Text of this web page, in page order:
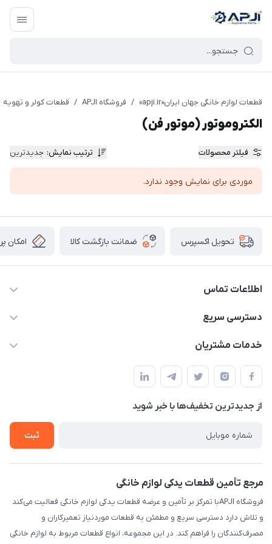
قطعات یدکی و جانبی لوازم خانگی جهان ایران
قطعات لوازم خانگی جهان ایران«apji.ir» / فروشگاه APJI / قطعات کولر و تهویه
الکتروموتور (موتور فن)
فیلتر محصولات ترتیب نمایش: جدیدترین
موردی برای نمایش وجود ندارد.
تحویل اکسپرس ضمانت بازگشت کالا امکان
اطلاعات تماس
09106753413
دسترسی سریع
حساب کاربری
لیست محصولات
درباره ما
خدمات مشتریان
قوانین و مقررات
حریم خصوصی
راهنما
از جدید‌ترین تخفیف‌ها با‌ خبر شوید
ثبت
مرجع تأمین قطعات یدکی لوازم خانگی
فروشگاه APJIبا تمرکز بر تأمین و عرضه قطعات یدکی لوازم خانگی فعالیت می‌کند
و تلاش دارد دسترسی سریع و مطمئن به قطعات موردنیاز تعمیرکاران و
مصرف‌کنندگان را فراهم کند. در این مجموعه، انواع قطعات مربوط به لوازم خانگی